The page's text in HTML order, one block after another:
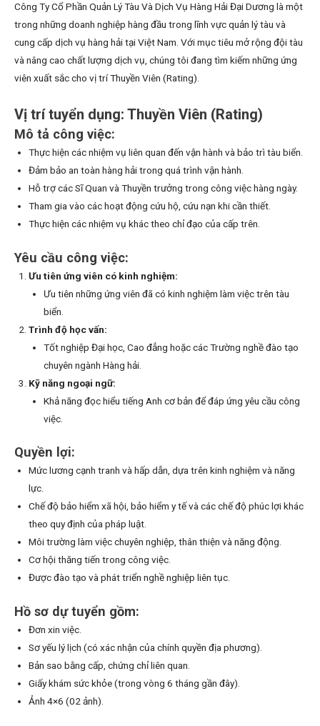
Công Ty Cổ Phần Quản Lý Tàu Và Dịch Vụ Hàng Hải Đại Dương là một
trong những doanh nghiệp hàng đầu trong lĩnh vực quản lý tàu và
cung cấp dịch vụ hàng hải tại Việt Nam. Với mục tiêu mở rộng đội tàu
và nâng cao chất lượng dịch vụ, chúng tôi đang tìm kiếm những ứng
viên xuất sắc cho vị trí Thuyền Viên (Rating).
Vị trí tuyển dụng: Thuyền Viên (Rating)
Mô tả công việc:
Thực hiện các nhiệm vụ liên quan đến vận hành và bảo trì tàu biển.
Đảm bảo an toàn hàng hải trong quá trình vận hành.
Hỗ trợ các Sĩ Quan và Thuyền trưởng trong công việc hàng ngày.
Tham gia vào các hoạt động cứu hộ, cứu nạn khi cần thiết.
Thực hiện các nhiệm vụ khác theo chỉ đạo của cấp trên.
Yêu cầu công việc:
Ưu tiên ứng viên có kinh nghiệm:
Ưu tiên những ứng viên đã có kinh nghiệm làm việc trên tàu
biển.
Trình độ học vấn:
Tốt nghiệp Đại học, Cao đẳng hoặc các Trường nghề đào tạo
chuyên ngành Hàng hải.
Kỹ năng ngoại ngữ:
Khả năng đọc hiểu tiếng Anh cơ bản để đáp ứng yêu cầu công
việc.
Quyền lợi:
Mức lương cạnh tranh và hấp dẫn, dựa trên kinh nghiệm và năng
lực.
Chế độ bảo hiểm xã hội, bảo hiểm y tế và các chế độ phúc lợi khác
theo quy định của pháp luật.
Môi trường làm việc chuyên nghiệp, thân thiện và năng động.
Cơ hội thăng tiến trong công việc.
Được đào tạo và phát triển nghề nghiệp liên tục.
Hồ sơ dự tuyển gồm:
Đơn xin việc.
Sơ yếu lý lịch (có xác nhận của chính quyền địa phương).
Bản sao bằng cấp, chứng chỉ liên quan.
Giấy khám sức khỏe (trong vòng 6 tháng gần đây).
Ảnh 4×6 (02 ảnh).